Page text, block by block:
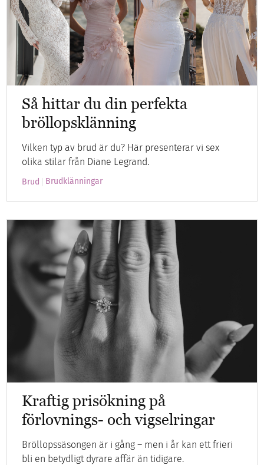
Så hittar du din perfekta
bröllopsklänning
Vilken typ av brud är du? Här presenterar vi sex
olika stilar från Diane Legrand.
Brud Brudklänningar
Kraftig prisökning på
förlovnings- och vigselringar
Bröllopssäsongen är i gång – men i år kan ett frieri
bli en betydligt dyrare affär än tidigare.